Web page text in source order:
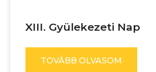
XIII. Gyülekezeti Nap
TOVÁBB OLVASOM